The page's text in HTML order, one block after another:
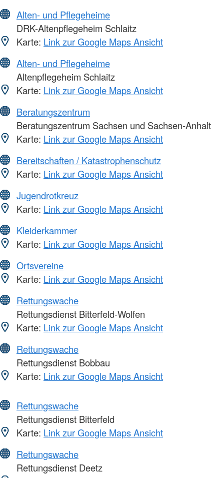
Alten- und Pflegeheime
DRK-Altenpflegeheim Schlaitz
Karte: Link zur Google Maps Ansicht
Alten- und Pflegeheime
Altenpflegeheim Schlaitz
Karte: Link zur Google Maps Ansicht
Beratungszentrum
Beratungszentrum Sachsen und Sachsen-Anhalt
Karte: Link zur Google Maps Ansicht
Bereitschaften / Katastrophenschutz
Karte: Link zur Google Maps Ansicht
Jugendrotkreuz
Karte: Link zur Google Maps Ansicht
Kleiderkammer
Karte: Link zur Google Maps Ansicht
Ortsvereine
Karte: Link zur Google Maps Ansicht
Rettungswache
Rettungsdienst Bitterfeld-Wolfen
Karte: Link zur Google Maps Ansicht
Rettungswache
Rettungsdienst Bobbau
Karte: Link zur Google Maps Ansicht
Rettungswache
Rettungsdienst Bitterfeld
Karte: Link zur Google Maps Ansicht
Rettungswache
Rettungsdienst Deetz